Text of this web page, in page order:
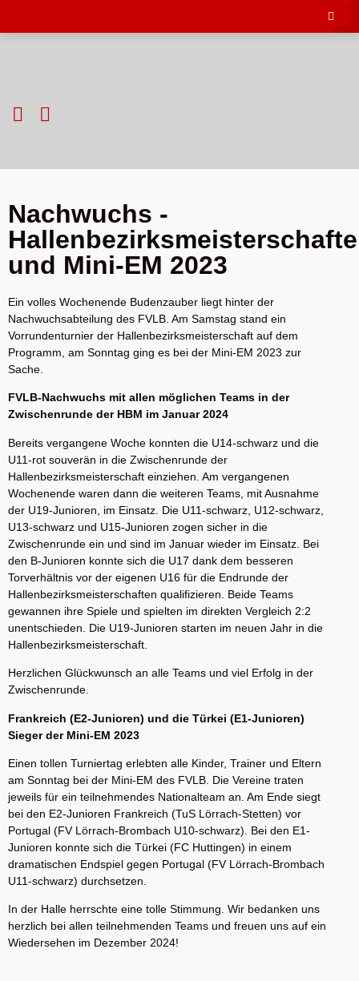
Nachwuchs -
und Mini-EM 2023
Ein volles Wochenende Budenzauber liegt hinter der
Nachwuchsabteilung des FVLB. Am Samstag stand ein
Vorrundenturnier der Hallenbezirksmeisterschaft auf dem
Programm, am Sonntag ging es bei der Mini-EM 2023 zur
Sache.
FVLB-Nachwuchs mit allen möglichen Teams in der
Zwischenrunde der HBM im Januar 2024
Bereits vergangene Woche konnten die U14-schwarz und die
U11-rot souverän in die Zwischenrunde der
Hallenbezirksmeisterschaft einziehen. Am vergangenen
Wochenende waren dann die weiteren Teams, mit Ausnahme
der U19-Junioren, im Einsatz. Die U11-schwarz, U12-schwarz,
U13-schwarz und U15-Junioren zogen sicher in die
Zwischenrunde ein und sind im Januar wieder im Einsatz. Bei
den B-Junioren konnte sich die U17 dank dem besseren
Torverhältnis vor der eigenen U16 für die Endrunde der
Hallenbezirksmeisterschaften qualifizieren. Beide Teams
gewannen ihre Spiele und spielten im direkten Vergleich 2:2
unentschieden. Die U19-Junioren starten im neuen Jahr in die
Hallenbezirksmeisterschaft.
Herzlichen Glückwunsch an alle Teams und viel Erfolg in der
Zwischenrunde.
Frankreich (E2-Junioren) und die Türkei (E1-Junioren)
Sieger der Mini-EM 2023
Einen tollen Turniertag erlebten alle Kinder, Trainer und Eltern
am Sonntag bei der Mini-EM des FVLB. Die Vereine traten
jeweils für ein teilnehmendes Nationalteam an. Am Ende siegt
bei den E2-Junioren Frankreich (TuS Lörrach-Stetten) vor
Portugal (FV Lörrach-Brombach U10-schwarz). Bei den E1-
Junioren konnte sich die Türkei (FC Huttingen) in einem
dramatischen Endspiel gegen Portugal (FV Lörrach-Brombach
U11-schwarz) durchsetzen.
In der Halle herrschte eine tolle Stimmung. Wir bedanken uns
herzlich bei allen teilnehmenden Teams und freuen uns auf ein
Wiedersehen im Dezember 2024!